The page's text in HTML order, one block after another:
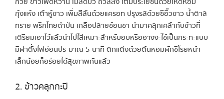
กุ้งแห้ง เต้าหู้ขาว เพิ่มสีสันด้วยแครอท ปรุงรสด้วยซีอิ๊วขาว น้ำตาล
ทราย พริกไทยดำป่น เกลือปลายช้อนชา นำมาคลุกเคล้ากับข้าวที่
เตรียมเอาไว้แล้วนำไปใส่เหมาะสำหรับอบหรืออาจจะใช้เป็นกระทะแบบ
มีฝาตั้งไฟอ่อนประมาณ 5 นาที ตกแต่งด้วยต้นหอมผักชีโรยหน้า
เล็กน้อยก็อร่อยได้สุขภาพกันแล้ว
2. ข้าวคลุกกะปิ